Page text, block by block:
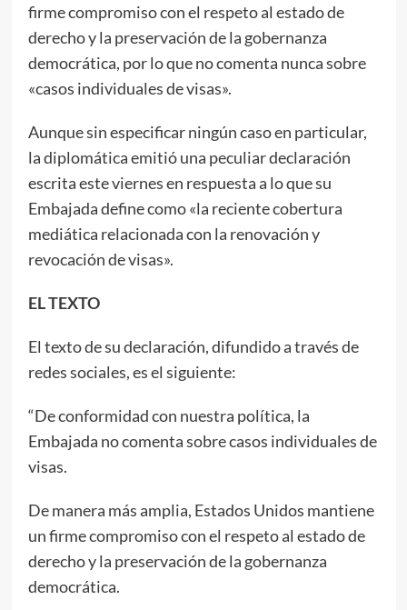
firme compromiso con el respeto al estado de
derecho y la preservación de la gobernanza
democrática, por lo que no comenta nunca sobre
«casos individuales de visas».
Aunque sin especificar ningún caso en particular,
la diplomática emitió una peculiar declaración
escrita este viernes en respuesta a lo que su
Embajada define como «la reciente cobertura
mediática relacionada con la renovación y
revocación de visas».
EL TEXTO
El texto de su declaración, difundido a través de
redes sociales, es el siguiente:
“De conformidad con nuestra política, la
Embajada no comenta sobre casos individuales de
visas.
De manera más amplia, Estados Unidos mantiene
un firme compromiso con el respeto al estado de
derecho y la preservación de la gobernanza
democrática.